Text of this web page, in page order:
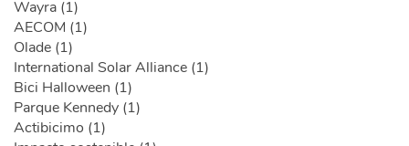
Wayra (1)
AECOM (1)
Olade (1)
International Solar Alliance (1)
Bici Halloween (1)
Parque Kennedy (1)
Actibicimo (1)